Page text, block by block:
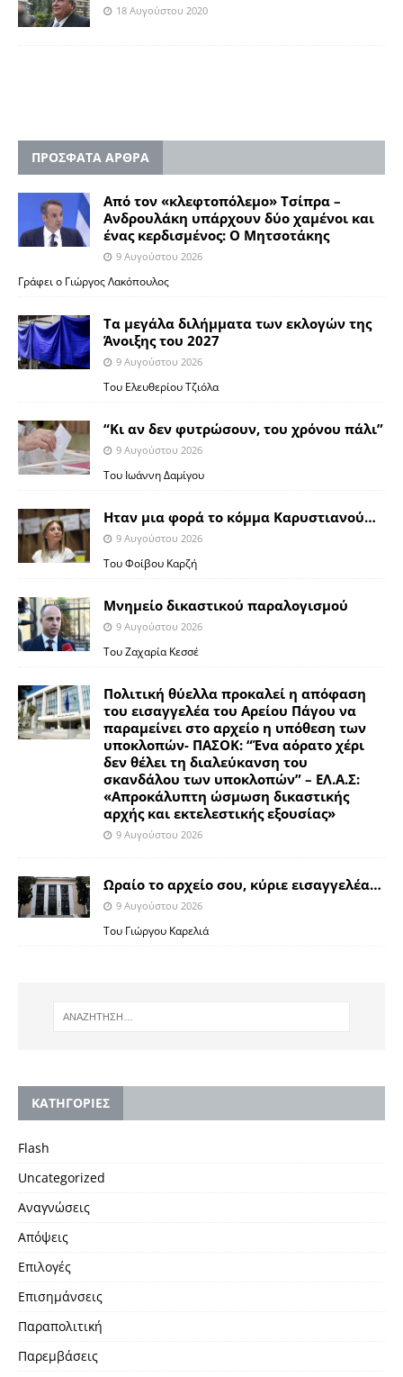
18 Αυγούστου 2020
ΠΡΟΣΦΑΤΑ ΑΡΘΡΑ
Από τον «κλεφτοπόλεμο» Τσίπρα –
Ανδρουλάκη υπάρχουν δύο χαμένοι και
ένας κερδισμένος: Ο Μητσοτάκης
9 Αυγούστου 2026
Γράφει ο Γιώργος Λακόπουλος
Τα μεγάλα διλήμματα των εκλογών της
Άνοιξης του 2027
9 Αυγούστου 2026
Του Ελευθερίου Τζιόλα
“Κι αν δεν φυτρώσουν, του χρόνου πάλι”
9 Αυγούστου 2026
Toυ Ιωάννη Δαμίγου
Ηταν μια φορά το κόμμα Καρυστιανού…
9 Αυγούστου 2026
Του Φοίβου Καρζή
Μνημείο δικαστικού παραλογισμού
9 Αυγούστου 2026
Του Ζαχαρία Κεσσέ
Πολιτική θύελλα προκαλεί η απόφαση
του εισαγγελέα του Αρείου Πάγου να
παραμείνει στο αρχείο η υπόθεση των
υποκλοπών- ΠΑΣΟΚ: “Ένα αόρατο χέρι
δεν θέλει τη διαλεύκανση του
σκανδάλου των υποκλοπών” – ΕΛ.Α.Σ:
«Απροκάλυπτη ώσμωση δικαστικής
αρχής και εκτελεστικής εξουσίας»
9 Αυγούστου 2026
Ωραίο το αρχείο σου, κύριε εισαγγελέα…
9 Αυγούστου 2026
Του Γιώργου Καρελιά
KΑΤΗΓΟΡΙΕΣ
Flash
Uncategorized
Αναγνώσεις
Απόψεις
Επιλογές
Επισημάνσεις
Παραπολιτική
Παρεμβάσεις